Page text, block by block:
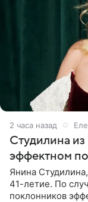
2 часа назад
Студилина из
эффектном
Янина
41-летие. По
поклонников